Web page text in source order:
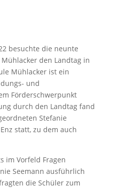
besuchte die neunte
den Landtag in
Mühlacker ist ein
und
Förderschwerpunkt
durch den Landtag fand
Stefanie
statt, zu dem auch
im Vorfeld Fragen
Seemann ausführlich
die Schüler zum